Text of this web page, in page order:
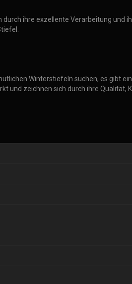
ihre exzellente Verarbeitung und
Winterstiefeln suchen, es gibt
und zeichnen sich durch ihre Qualität,